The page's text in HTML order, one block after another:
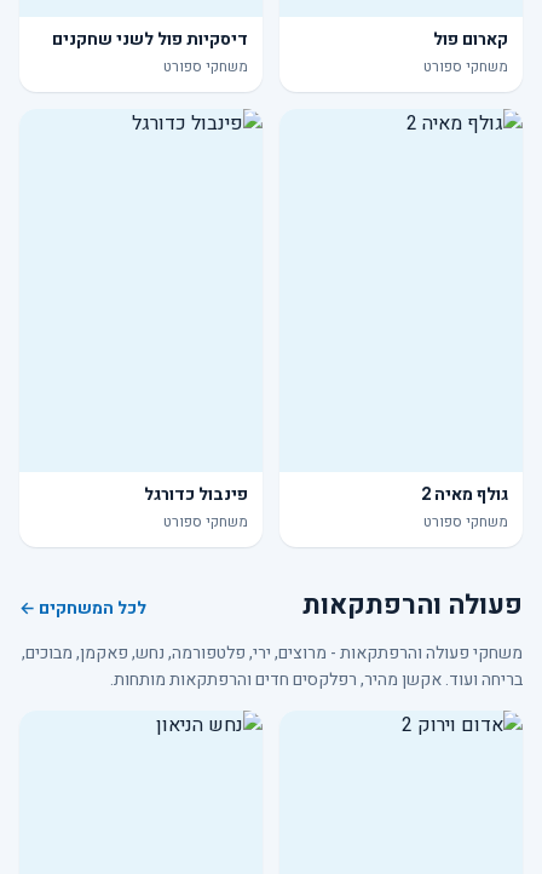
קארום פול
משחקי ספורט
דיסקיות פול לשני שחקנים
משחקי ספורט
גולף מאיה 2
משחקי ספורט
פינבול כדורגל
משחקי ספורט
פעולה והרפתקאות
לכל המשחקים ←
משחקי פעולה והרפתקאות - מרוצים, ירי, פלטפורמה, נחש, פאקמן, מבוכים,
בריחה ועוד. אקשן מהיר, רפלקסים חדים והרפתקאות מותחות.